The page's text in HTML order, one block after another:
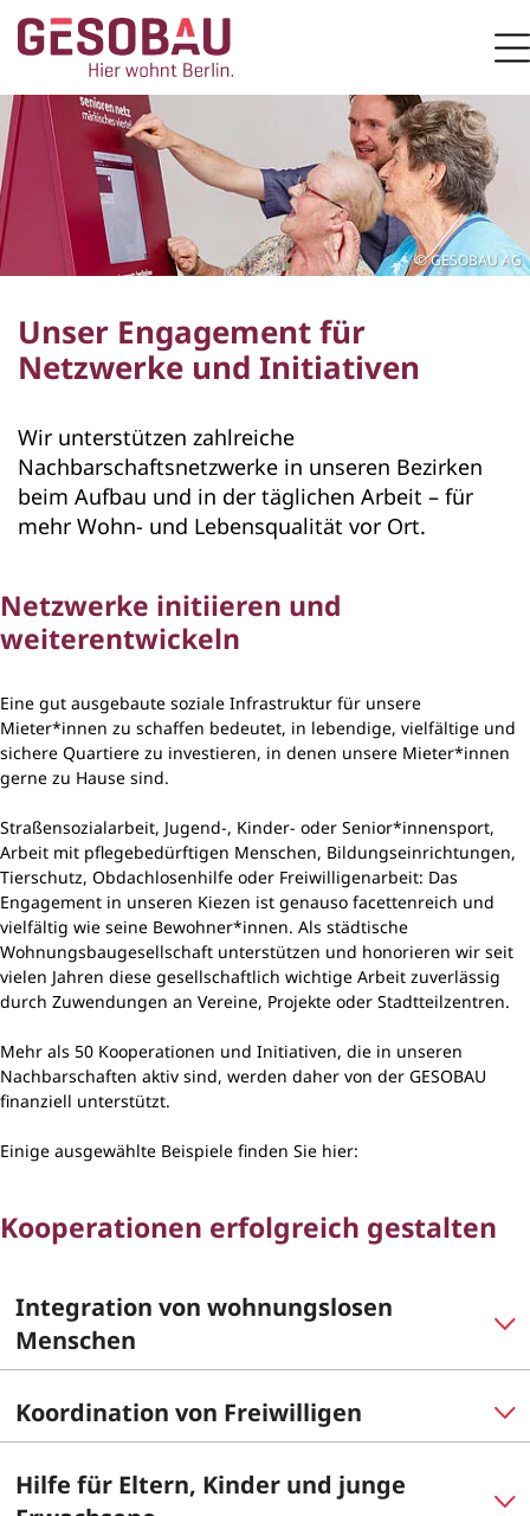
ZUM HAUPTINHALT SPRINGEN
Zur Startseite
GESOBAU AG
Unser Engagement für
Netzwerke und Initiativen
Wir unterstützen zahlreiche
Nachbarschaftsnetzwerke in unseren Bezirken
beim Aufbau und in der täglichen Arbeit – für
mehr Wohn- und Lebensqualität vor Ort.
Netzwerke initiieren und
weiterentwickeln
Eine gut ausgebaute soziale Infrastruktur für unsere
Mieter*innen zu schaffen bedeutet, in lebendige, vielfältige und
sichere Quartiere zu investieren, in denen unsere Mieter*innen
gerne zu Hause sind.
Straßensozialarbeit, Jugend-, Kinder- oder Senior*innensport,
Arbeit mit pflegebedürftigen Menschen, Bildungseinrichtungen,
Tierschutz, Obdachlosenhilfe oder Freiwilligenarbeit: Das
Engagement in unseren Kiezen ist genauso facettenreich und
vielfältig wie seine Bewohner*innen. Als städtische
Wohnungsbaugesellschaft unterstützen und honorieren wir seit
vielen Jahren diese gesellschaftlich wichtige Arbeit zuverlässig
durch Zuwendungen an Vereine, Projekte oder Stadtteilzentren.
Mehr als 50 Kooperationen und Initiativen, die in unseren
Nachbarschaften aktiv sind, werden daher von der GESOBAU
finanziell unterstützt.
Einige ausgewählte Beispiele finden Sie hier:
Kooperationen erfolgreich gestalten
Integration von wohnungslosen
Menschen
Koordination von Freiwilligen
Hilfe für Eltern, Kinder und junge